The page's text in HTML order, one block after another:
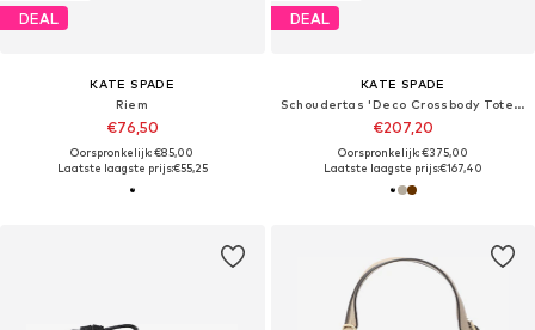
DEAL
KATE SPADE
Riem
€76,50
Oorspronkelijk: €85,00
Laatste laagste prijs:€55,25
DEAL
KATE SPADE
Schoudertas 'Deco Crossbody Tote Bag'
€207,20
Oorspronkelijk: €375,00
Laatste laagste prijs:€167,40